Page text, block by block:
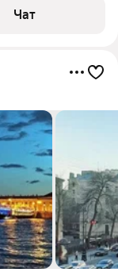
проживать. В
Чат